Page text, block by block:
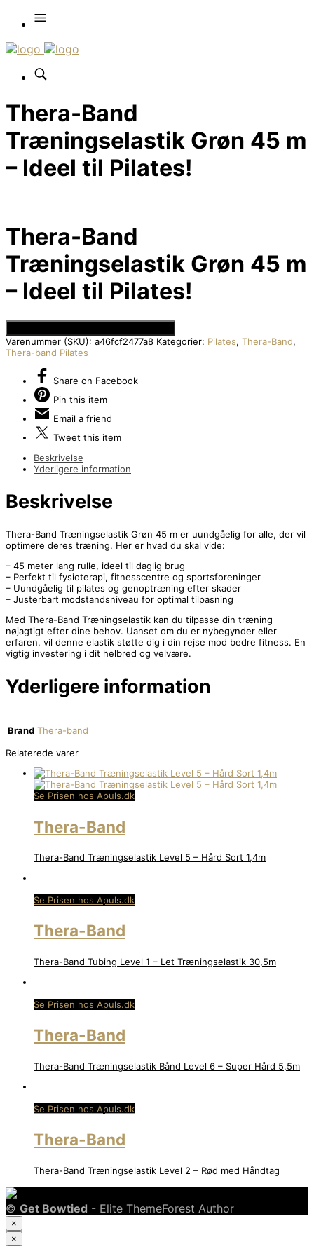
Thera-Band
Træningselastik Grøn 45 m
– Ideel til Pilates!
Thera-Band
Træningselastik Grøn 45 m
– Ideel til Pilates!
Varenummer (SKU): a46fcf2477a8 Kategorier: Pilates, Thera-Band,
Thera-band Pilates
Share on Facebook
Pin this item
Email a friend
Tweet this item
Beskrivelse
Yderligere information
Beskrivelse
Thera-Band Træningselastik Grøn 45 m er uundgåelig for alle, der vil
optimere deres træning. Her er hvad du skal vide:
– 45 meter lang rulle, ideel til daglig brug
– Perfekt til fysioterapi, fitnesscentre og sportsforeninger
– Uundgåelig til pilates og genoptræning efter skader
– Justerbart modstandsniveau for optimal tilpasning
Med Thera-Band Træningselastik kan du tilpasse din træning
nøjagtigt efter dine behov. Uanset om du er nybegynder eller
erfaren, vil denne elastik støtte dig i din rejse mod bedre fitness. En
vigtig investering i dit helbred og velvære.
Yderligere information
Brand Thera-band
Relaterede varer
Se Prisen hos Apuls.dk
Thera-Band
Thera-Band Træningselastik Level 5 – Hård Sort 1,4m
Se Prisen hos Apuls.dk
Thera-Band
Thera-Band Tubing Level 1 – Let Træningselastik 30,5m
Se Prisen hos Apuls.dk
Thera-Band
Thera-Band Træningselastik Bånd Level 6 – Super Hård 5,5m
Se Prisen hos Apuls.dk
Thera-Band
Thera-Band Træningselastik Level 2 – Rød med Håndtag
© Get Bowtied - Elite ThemeForest Author
×
×